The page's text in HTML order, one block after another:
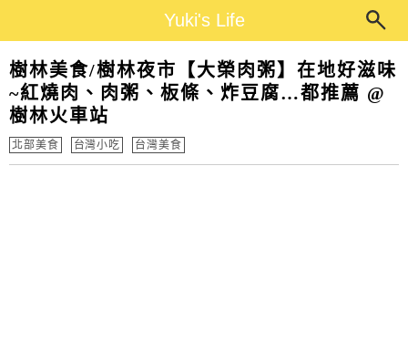
Yuki's Life
樹林美食/樹林夜市【大榮肉粥】在地好滋味
~紅燒肉、肉粥、板條、炸豆腐…都推薦 @
樹林火車站
北部美食 台灣小吃 台灣美食